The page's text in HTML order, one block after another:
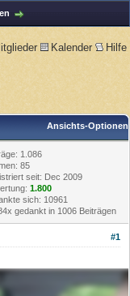
Kalender Hilfe
Ansichts-Optionen
1.086
85
seit: Dec 2009
1.800
sich: 10961
gedankt in 1006 Beiträgen
#1